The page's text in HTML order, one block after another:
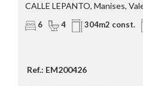
CALLE LEPANTO, Manises,
6 4 304m2 const.
Ref.: EM200426